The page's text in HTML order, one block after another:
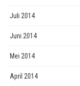
Juli 2014
Juni 2014
Mei 2014
April 2014